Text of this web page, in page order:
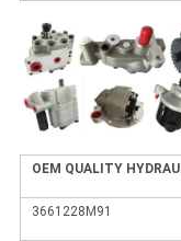
OEM QUALITY
3661228M91